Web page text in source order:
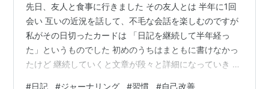
先日、友人と食事に行きました その友人とは 半年に1回
会い 互いの近況を話して、不毛な会話を楽しむのですが
私がその日切ったカードは 「日記を継続して半年経っ
た」というものでした 初めのうちはまともに書けなかっ
たけど 継続していくと文章が段々と詳細になっていき そ
#日記 #ジャーナリング #習慣 #自己改善